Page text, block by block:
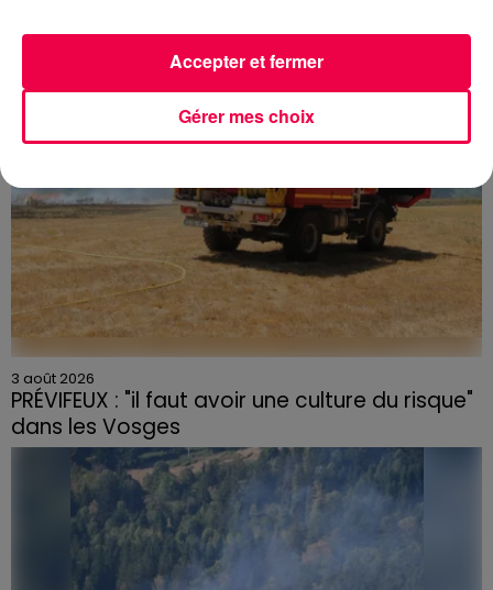
céramique vendues entre 2020 et 2022 par Linvosges.
3 août 2026
PRÉVIFEUX : "il faut avoir une culture du risque"
dans les Vosges
Gérer mes choix
Accepter et fermer